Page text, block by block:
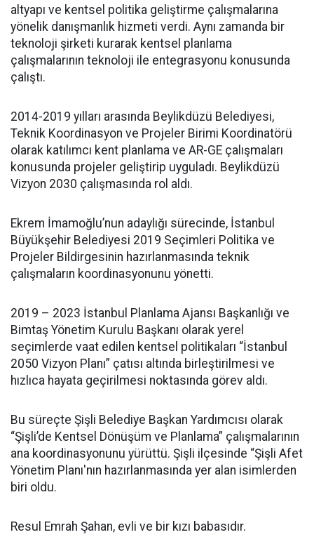
altyapı ve kentsel politika geliştirme çalışmalarına
yönelik danışmanlık hizmeti verdi. Aynı zamanda bir
teknoloji şirketi kurarak kentsel planlama
çalışmalarının teknoloji ile entegrasyonu konusunda
çalıştı.
2014-2019 yılları arasında Beylikdüzü Belediyesi,
Teknik Koordinasyon ve Projeler Birimi Koordinatörü
olarak katılımcı kent planlama ve AR-GE çalışmaları
konusunda projeler geliştirip uyguladı. Beylikdüzü
Vizyon 2030 çalışmasında rol aldı.
Ekrem İmamoğlu’nun adaylığı sürecinde, İstanbul
Büyükşehir Belediyesi 2019 Seçimleri Politika ve
Projeler Bildirgesinin hazırlanmasında teknik
çalışmaların koordinasyonunu yönetti.
2019 – 2023 İstanbul Planlama Ajansı Başkanlığı ve
Bimtaş Yönetim Kurulu Başkanı olarak yerel
seçimlerde vaat edilen kentsel politikaları “İstanbul
2050 Vizyon Planı” çatısı altında birleştirilmesi ve
hızlıca hayata geçirilmesi noktasında görev aldı.
Bu süreçte Şişli Belediye Başkan Yardımcısı olarak
“Şişli’de Kentsel Dönüşüm ve Planlama” çalışmalarının
ana koordinasyonunu yürüttü. Şişli ilçesinde “Şişli Afet
Yönetim Planı'nın hazırlanmasında yer alan isimlerden
biri oldu.
Resul Emrah Şahan, evli ve bir kızı babasıdır.